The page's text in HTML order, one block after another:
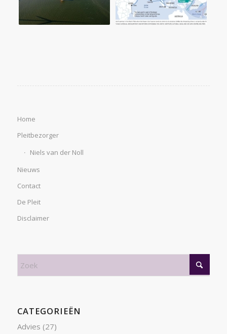
Home
Pleitbezorger
Niels van der Noll
Nieuws
Contact
De Pleit
Disclaimer
CATEGORIEËN
Advies (27)